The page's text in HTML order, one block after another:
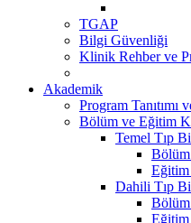
TGAP
Bilgi Güvenliği
Klinik Rehber ve
Akademik
Program Tanıtımı
Bölüm ve Eğitim
Temel Tıp
Dahili Tıp